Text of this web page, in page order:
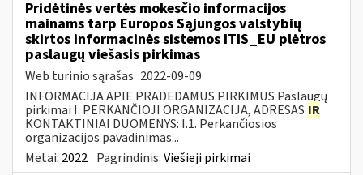
Pridėtinės vertės mokesčio informacijos
mainams tarp Europos Sąjungos valstybių
skirtos informacinės sistemos ITIS_EU plėtros
paslaugų viešasis pirkimas
Web turinio sąrašas 2022-09-09
INFORMACIJA APIE PRADEDAMUS PIRKIMUS Paslaugų
pirkimai I. PERKANČIOJI ORGANIZACIJA, ADRESAS IR
KONTAKTINIAI DUOMENYS: I.1. Perkančiosios
organizacijos pavadinimas...
Metai: 2022 Pagrindinis:Viešieji pirkimai